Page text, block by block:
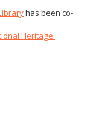
has been co-
Heritage .